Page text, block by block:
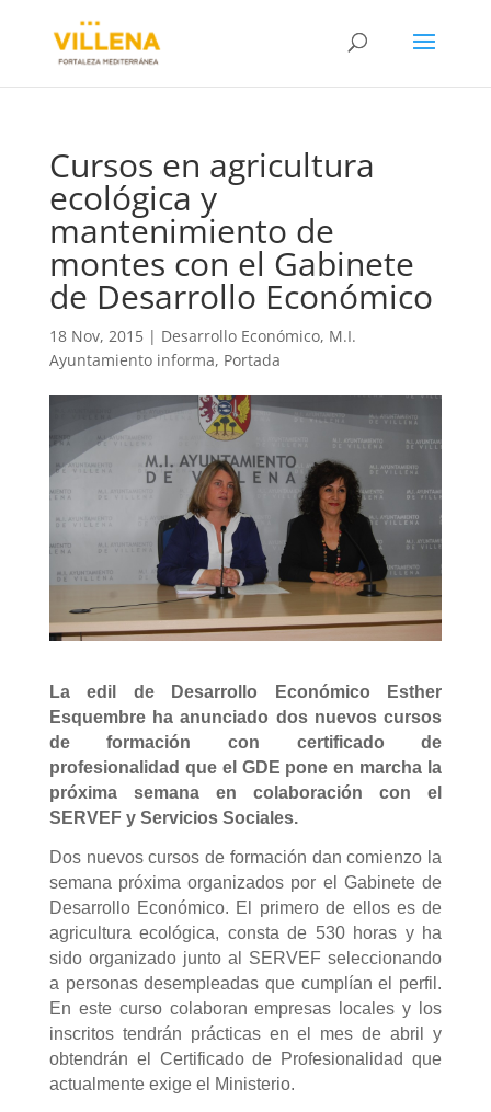
Cursos en agricultura
ecológica y
mantenimiento de
montes con el Gabinete
de Desarrollo Económico
18 Nov, 2015| Desarrollo Económico, M.I.
Ayuntamiento informa, Portada
La edil de Desarrollo Económico Esther
Esquembre ha anunciado dos nuevos cursos
de formación con certificado de
profesionalidad que el GDE pone en marcha la
próxima semana en colaboración con el
SERVEF y Servicios Sociales.
Dos nuevos cursos de formación dan comienzo la
semana próxima organizados por el Gabinete de
Desarrollo Económico. El primero de ellos es de
agricultura ecológica, consta de 530 horas y ha
sido organizado junto al SERVEF seleccionando
a personas desempleadas que cumplían el perfil.
En este curso colaboran empresas locales y los
inscritos tendrán prácticas en el mes de abril y
obtendrán el Certificado de Profesionalidad que
actualmente exige el Ministerio.